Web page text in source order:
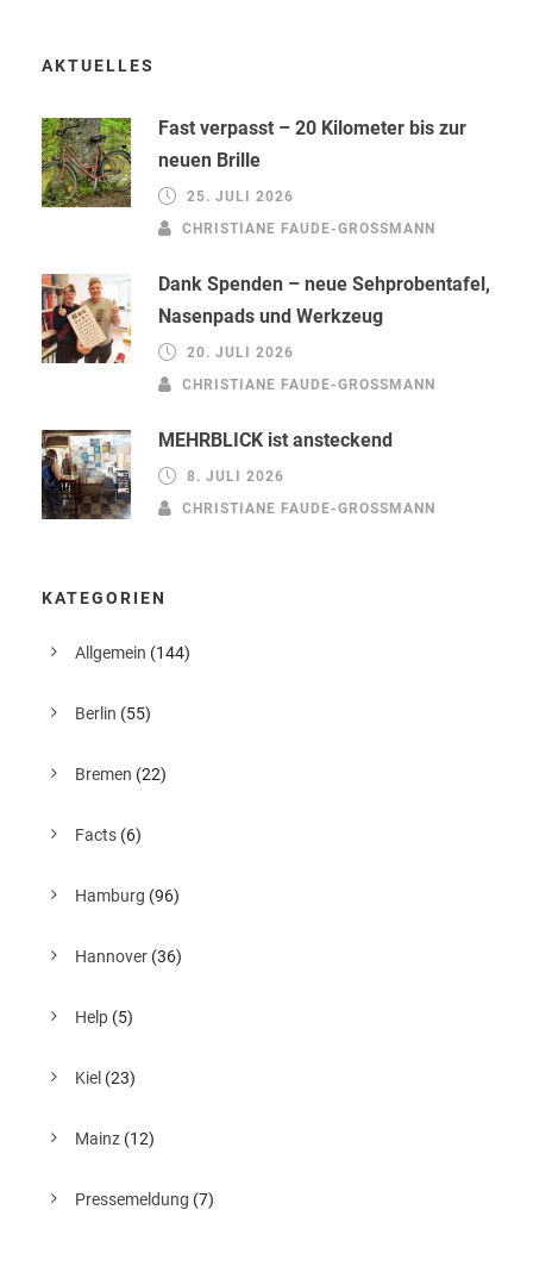
AKTUELLES
Fast verpasst – 20 Kilometer bis zur
neuen Brille
25. JULI 2026
CHRISTIANE FAUDE-GROSSMANN
Dank Spenden – neue Sehprobentafel,
Nasenpads und Werkzeug
20. JULI 2026
CHRISTIANE FAUDE-GROSSMANN
MEHRBLICK ist ansteckend
8. JULI 2026
CHRISTIANE FAUDE-GROSSMANN
KATEGORIEN
Allgemein (144)
Berlin (55)
Bremen (22)
Facts (6)
Hamburg (96)
Hannover (36)
Help (5)
Kiel (23)
Mainz (12)
Pressemeldung (7)